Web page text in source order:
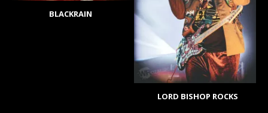
BLACKRAIN
LORD BISHOP ROCKS